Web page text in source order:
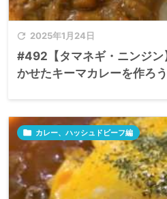
 2025年1月24日
#492【タマネギ・ニンジン
かせたキーマカレーを作ろう
 カレー、ハッシュドビーフ編